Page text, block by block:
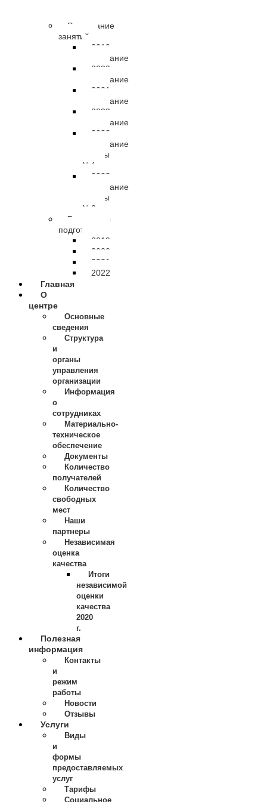
Расписание
занятий
2019
расписание
2020
расписание
2021
расписание
2022
расписание
2023
расписание
группы
№1
2023
расписание
группы
№2
Результаты
подготовки
2019
2020
2021
2022
Главная
О
центре
Основные
сведения
Структура
и
органы
управления
организации
Информация
о
сотрудниках
Материально-
техническое
обеспечение
Документы
Количество
получателей
Количество
свободных
мест
Наши
партнеры
Независимая
оценка
качества
Итоги
независимой
оценки
качества
2020
г.
Полезная
информация
Контакты
и
режим
работы
Новости
Отзывы
Услуги
Виды
и
формы
предоставляемых
услуг
Тарифы
Социальное